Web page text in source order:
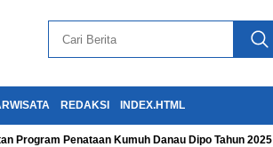
REDAKSI INDEX.HTML
Program Penataan Kumuh Danau Dipo Tahun 2025